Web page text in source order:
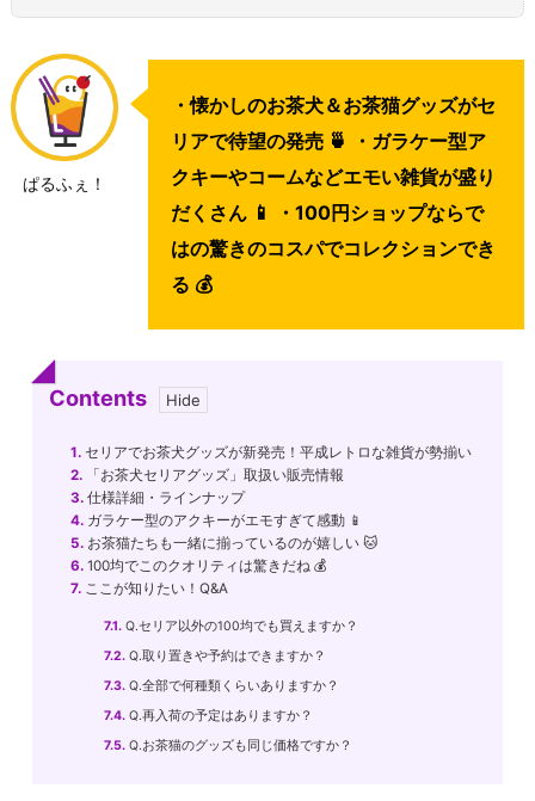
ぱるふぇ！
・懐かしのお茶犬＆お茶猫グッズがセ
リアで待望の発売 🍵 ・ガラケー型ア
クキーやコームなどエモい雑貨が盛り
だくさん 📱 ・100円ショップならで
はの驚きのコスパでコレクションでき
る 💰
Contents
1. セリアでお茶犬グッズが新発売！平成レトロな雑貨が勢揃い
2. 「お茶犬セリアグッズ」取扱い販売情報
3. 仕様詳細・ラインナップ
4. ガラケー型のアクキーがエモすぎて感動 📱
5. お茶猫たちも一緒に揃っているのが嬉しい 🐱
6. 100均でこのクオリティは驚きだね 💰
7. ここが知りたい！Q&A
7.1. Q.セリア以外の100均でも買えますか？
7.2. Q.取り置きや予約はできますか？
7.3. Q.全部で何種類くらいありますか？
7.4. Q.再入荷の予定はありますか？
7.5. Q.お茶猫のグッズも同じ価格ですか？